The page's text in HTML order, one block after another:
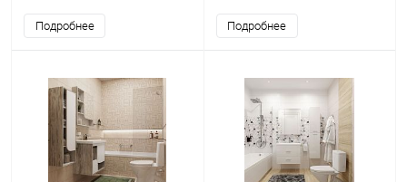
Подробнее Подробнее